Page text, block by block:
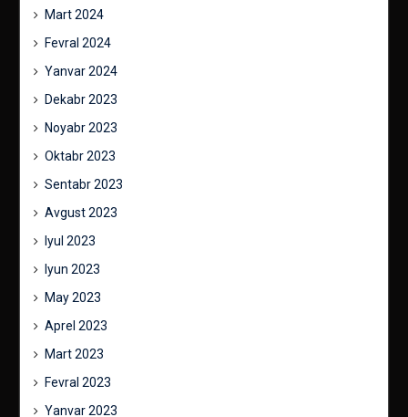
Mart 2024
Fevral 2024
Yanvar 2024
Dekabr 2023
Noyabr 2023
Oktabr 2023
Sentabr 2023
Avgust 2023
Iyul 2023
Iyun 2023
May 2023
Aprel 2023
Mart 2023
Fevral 2023
Yanvar 2023